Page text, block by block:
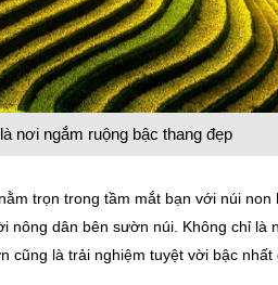
nơi ngắm ruộng bậc thang đẹp
trọn trong tầm mắt bạn với núi
nông dân bên sườn núi. Không chỉ là
cũng là trải nghiệm tuyệt vời bậc